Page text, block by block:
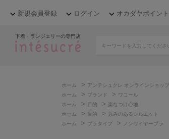
新規会員登録 ログイン オカダヤポイント
下着・ランジェリーの専門店
ホーム > アンテシュクレ オンラインショップ
ホーム
> ブランド > ワコール
ホーム
> 目的 > 楽なつけ心地
ホーム
> 目的 > 丸みのあるシルエット
ホーム
> ブラタイプ > ノンワイヤーブラ